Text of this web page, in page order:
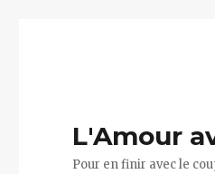
L'Amour
Pour en finir avec le